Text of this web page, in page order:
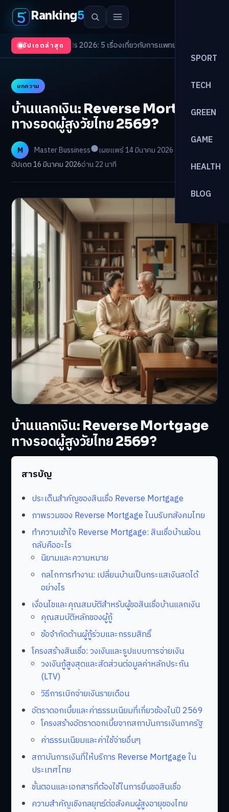
Ranking5
SPORT
TECH
GREEN
GAME
HEALTH
BLOG
อัปเดตล่าสุด
Trends 2026: 5 เรื่องเกี่ยวกับการแพทย์ที่ควรรู้/ดอกเบี้ยขาขึ้นรอบใหม่!
บทความ
บ้านแลกเงิน: Reverse Mortgage
ทางรอดผู้สูงวัยไทย 2569?
M Master Bussiness
เผยแพร่ 14 มีนาคม 2026
อัปเดต 16 มีนาคม 2026อ่าน 22 นาที
บ้านแลกเงิน: Reverse Mortgage
ทางรอดผู้สูงวัยไทย 2569?
สารบัญ
ประเด็นสำคัญของสินเชื่อ Reverse Mortgage
ภาพรวมของ Reverse Mortgage ในบริบทสังคมไทย
ทำความเข้าใจ Reverse Mortgage: สินเชื่อบ้านย้อน
กลับคืออะไร
นิยามและความหมาย
กลไกการทำงาน: เปลี่ยนบ้านเป็นกระแสเงินสดได้
อย่างไร
เงื่อนไขและคุณสมบัติสำหรับผู้ขอสินเชื่อบ้านแลกเงิน
คุณสมบัติหลักของผู้กู้
ข้อจำกัดด้านผู้กู้ร่วมและกรรมสิทธิ์
โครงสร้างสินเชื่อ: วงเงินและรูปแบบการจ่ายเงิน
วงเงินกู้สูงสุดและสัดส่วนต่อมูลค่าหลักประกัน
(LTV)
วิธีการเบิกจ่ายเงินรายเดือน
อัตราดอกเบี้ยและค่าธรรมเนียมที่เกี่ยวข้องในปี 2569
โครงสร้างอัตราดอกเบี้ยจากสถาบันการเงินภาครัฐ
ค่าธรรมเนียมและค่าใช้จ่ายอื่นๆ
สถาบันการเงินที่ให้บริการ Reverse Mortgage ใน
ประเทศไทย
ขั้นตอนและเอกสารที่ต้องใช้ในการยื่นขอสินเชื่อ
ความสำคัญเชิงกลยุทธ์ต่อสังคมผู้สูงอายุของไทย